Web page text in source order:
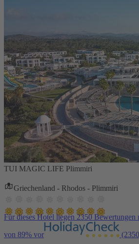
TUI MAGIC LIFE Plimmiri
Griechenland - Rhodos - Plimmiri
Für dieses Hotel liegen 2350 Bewertungen
von 89% vor